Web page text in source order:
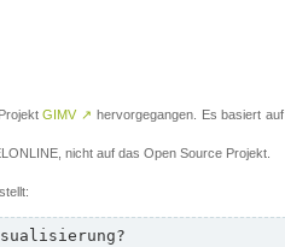
GIMV ↗ hervorgegangen. Es basiert auf
nicht auf das Open Source Projekt.